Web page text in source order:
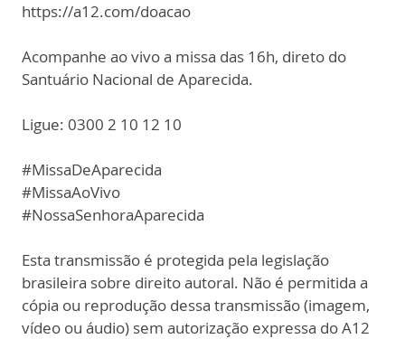
https://a12.com/doacao
Acompanhe ao vivo a missa das 16h, direto do
Santuário Nacional de Aparecida.
Ligue: 0300 2 10 12 10
#MissaDeAparecida
#MissaAoVivo
#NossaSenhoraAparecida
Esta transmissão é protegida pela legislação
brasileira sobre direito autoral. Não é permitida a
cópia ou reprodução dessa transmissão (imagem,
vídeo ou áudio) sem autorização expressa do A12